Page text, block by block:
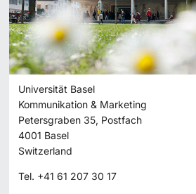
Universität Basel
Kommunikation & Marketing
Petersgraben 35, Postfach
4001 Basel
Switzerland
Tel. +41 61 207 30 17